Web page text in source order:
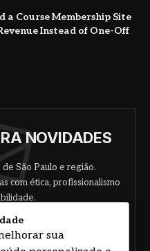
a Course Membership Site
Instead of One-Off
NOVIDADES
de São Paulo e região.
com ética, profissionalismo
sua